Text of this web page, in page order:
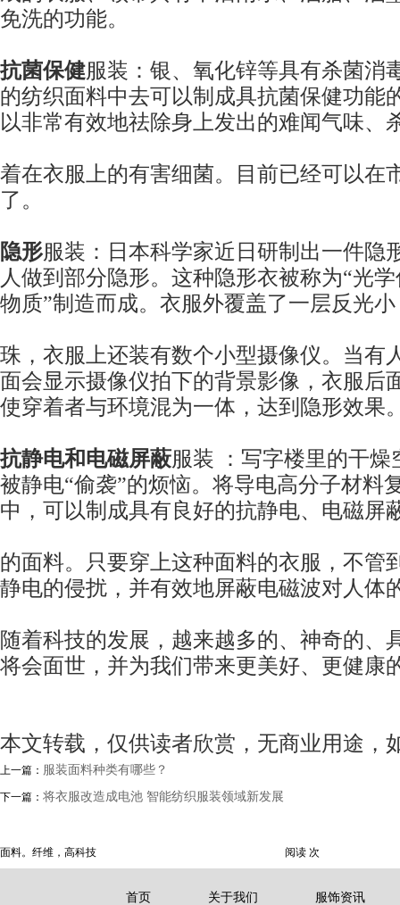
免洗的功能。
抗菌保健服装：银、氧化锌等具有杀菌消
的纺织面料中去可以制成具抗菌保健功能
以非常有效地祛除身上发出的难闻气味、
着在衣服上的有害细菌。目前已经可以在
了。
隐形服装：日本科学家近日研制出一件隐
人做到部分隐形。这种隐形衣被称为“光
物质”制造而成。衣服外覆盖了一层反光小
珠，衣服上还装有数个小型摄像仪。当有
面会显示摄像仪拍下的背景影像，衣服后
使穿着者与环境混为一体，达到隐形效果
抗静电和电磁屏蔽服装 ：写字楼里的干
被静电“偷袭”的烦恼。将导电高分子材料
中，可以制成具有良好的抗静电、电磁屏
的面料。只要穿上这种面料的衣服，不管
静电的侵扰，并有效地屏蔽电磁波对人体
随着科技的发展，越来越多的、神奇的、
将会面世，并为我们带来更美好、更健康
本文转载，仅供读者欣赏，无商业用途，
上一篇： 服装面料种类有哪些？
下一篇： 将衣服改造成电池 智能纺织服装领域新发展
面料。纤维，高科技 阅读次
首页 关于我们 服饰资讯